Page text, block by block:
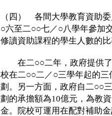
（四） 各間大學教育資助
○六至二○○七／○八學年參加
修讀資助課程的學生人數的
在二○○二年，政府提供了
校在二○○二／○三學年起的
劃。另一方面，政府自二○○
劃的承擔額為10億元，為教
金。院校可運用在配對補助